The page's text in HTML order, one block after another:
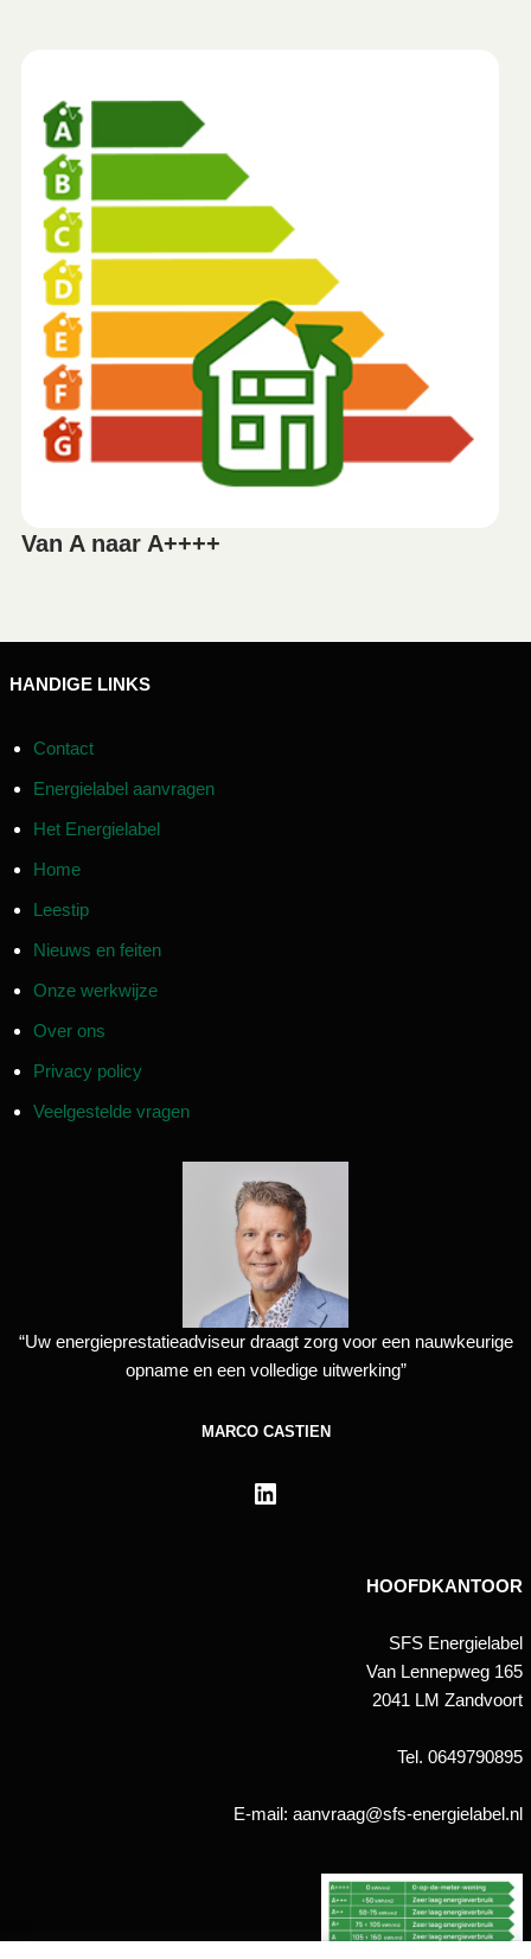
Van A naar A++++
HANDIGE LINKS
Contact
Energielabel aanvragen
Het Energielabel
Home
Leestip
Nieuws en feiten
Onze werkwijze
Over ons
Privacy policy
Veelgestelde vragen
“Uw energieprestatieadviseur draagt zorg voor een nauwkeurige
opname en een volledige uitwerking”
MARCO CASTIEN
HOOFDKANTOOR
SFS Energielabel
Van Lennepweg 165
2041 LM Zandvoort
Tel. 0649790895
E-mail: aanvraag@sfs-energielabel.nl